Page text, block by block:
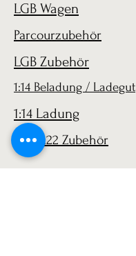
LGB Wagen
Parcourzubehör
LGB Zubehör
1:14 Beladung / Ladegut
1:14 Ladung
LGB 1:22 Zubehör